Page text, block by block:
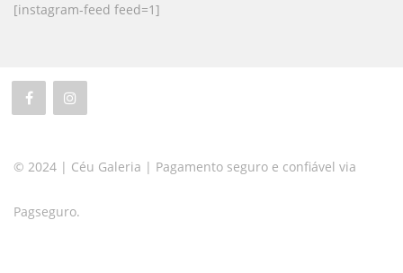
[instagram-feed feed=1]
© 2024 | Céu Galeria | Pagamento seguro e confiável via
Pagseguro.